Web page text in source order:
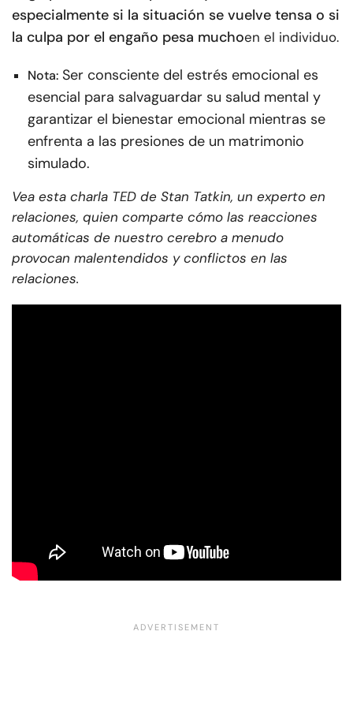
especialmente si la situación se vuelve tensa o si
la culpa por el engaño pesa muchoen el individuo.
Nota: Ser consciente del estrés emocional es
esencial para salvaguardar su salud mental y
garantizar el bienestar emocional mientras se
enfrenta a las presiones de un matrimonio
simulado.
Vea esta charla TED de Stan Tatkin, un experto en
relaciones, quien comparte cómo las reacciones
automáticas de nuestro cerebro a menudo
provocan malentendidos y conflictos en las
relaciones.